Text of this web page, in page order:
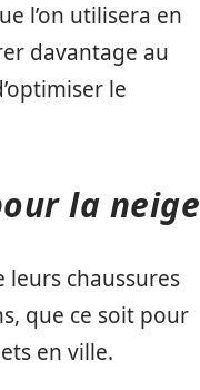
l’on utilisera en
davantage au
le
la neige
chaussures
que ce soit pour
en ville.